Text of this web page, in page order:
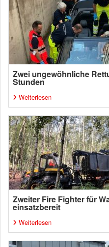
Zwei ungewöhnliche
Stunden
Weiterlesen
Zweiter Fire Fighter für
einsatzbereit
Weiterlesen